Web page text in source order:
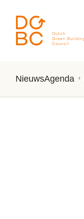
NieuwsAgenda